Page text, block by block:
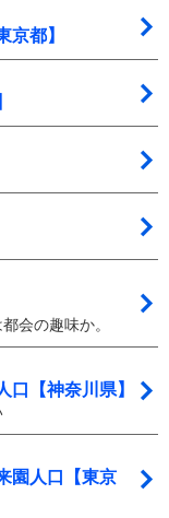
京都】
会の趣味か。
【神奈川県】
園人口【東京